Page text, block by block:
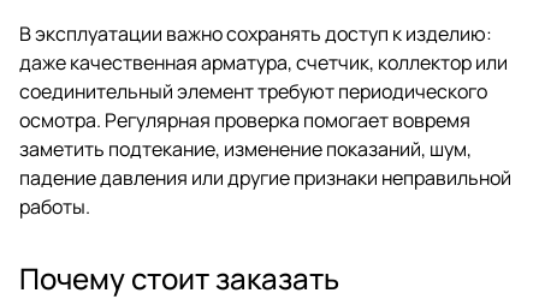
В эксплуатации важно сохранять доступ к изделию:
даже качественная арматура, счетчик, коллектор или
соединительный элемент требуют периодического
осмотра. Регулярная проверка помогает вовремя
заметить подтекание, изменение показаний, шум,
падение давления или другие признаки неправильной
работы.
Почему стоит заказать